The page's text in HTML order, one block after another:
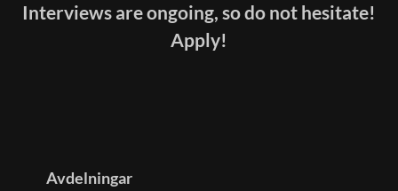
Interviews are ongoing, so do not hesitate!
Apply!
Avdelningar